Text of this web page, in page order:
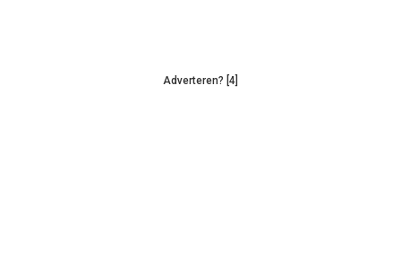
Adverteren? [4]